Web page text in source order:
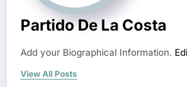
Partido De La Costa
Add your Biographical Information.
View All Posts